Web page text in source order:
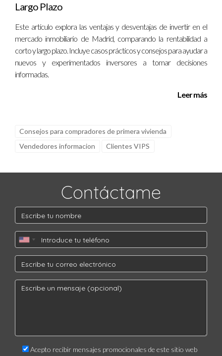
Largo Plazo
Este artículo explora las ventajas y desventajas de invertir en el
mercado inmobiliario de Madrid, comparando la rentabilidad a
corto y largo plazo. Incluye casos prácticos y consejos para ayudar a
nuevos y experimentados inversores a tomar decisiones
informadas.
Leer más
Consejos para compradores de primera vivienda
Vendedores informacion
Clientes VIPS
Contáctame
Acepto recibir mensajes promocionales de este sitio web